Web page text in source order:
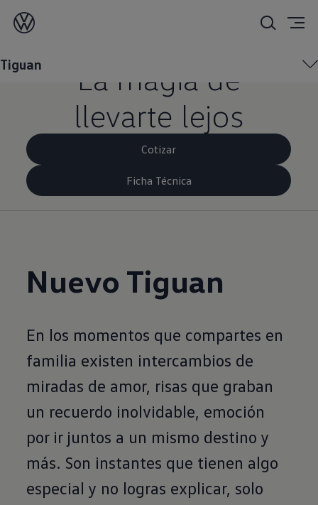
Tiguan
La magia de
llevarte lejos
Cotizar
Ficha Técnica
Nuevo Tiguan
En los momentos que compartes en
familia existen intercambios de
miradas de amor, risas que graban
un recuerdo inolvidable, emoción
por ir juntos a un mismo destino y
más. Son instantes que tienen algo
especial y no logras explicar, solo